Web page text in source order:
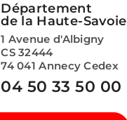
Département
de la Haute-Savoie
1 Avenue d'Albigny
CS 32444
74 041 Annecy Cedex
04 50 33 50 00